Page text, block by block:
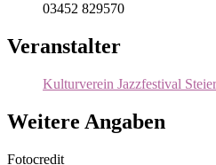
03452 829570
Veranstalter
Kulturverein Jazzfestival
Weitere Angaben
Fotocredit